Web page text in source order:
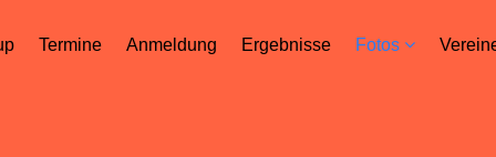
Termine Anmeldung Ergebnisse Fotos